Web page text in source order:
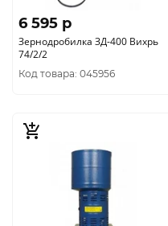
6 595 p
Зернодробилка ЗД-400 Вихрь
74/2/2
Код товара: 045956